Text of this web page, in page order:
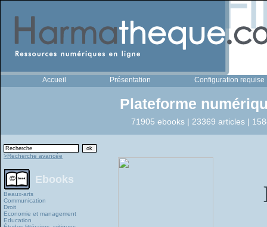
Accueil Présentation Configuration requise
Plateforme
71905 ebooks | 23369 articles |
>Recherche avancée
Ebooks
Beaux-arts
Communication
Droit
Economie et management
Education